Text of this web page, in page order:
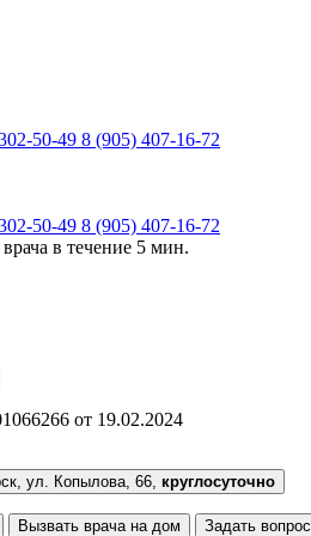
50-49 8 (905) 407-16-72
50-49 8 (905) 407-16-72
в течение 5 мин.
от 19.02.2024
Красноярск, ул. Копылова, 66, круглосуточно
Вызвать врача на дом Задать вопрос